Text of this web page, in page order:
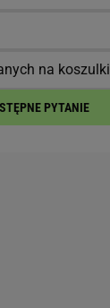
na koszulki
PYTANIE